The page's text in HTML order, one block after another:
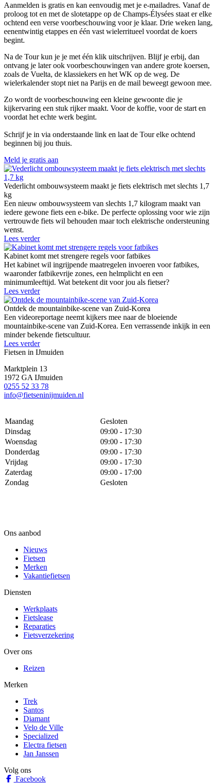
Aanmelden is gratis en kan eenvoudig met je e-mailadres. Vanaf de
proloog tot en met de slotetappe op de Champs-Élysées staat er elke
ochtend een verse voorbeschouwing voor je klaar. Drie weken lang,
eenentwintig etappes en één vast wielerritueel voordat de koers
begint.
Na de Tour kun je je met één klik uitschrijven. Blijf je erbij, dan
ontvang je later ook voorbeschouwingen van andere grote koersen,
zoals de Vuelta, de klassiekers en het WK op de weg. De
wielerkalender stopt niet na Parijs en de mail beweegt gewoon mee.
Zo wordt de voorbeschouwing een kleine gewoonte die je
kijkervaring een stuk rijker maakt. Voor de koffie, voor de start en
voordat het echte werk begint.
Schrijf je in via onderstaande link en laat de Tour elke ochtend
beginnen bij jou thuis.
Meld je gratis aan
Vederlicht ombouwsysteem maakt je fiets elektrisch met slechts 1,7
kg
Een nieuw ombouwsysteem van slechts 1,7 kilogram maakt van
iedere gewone fiets een e-bike. De perfecte oplossing voor wie zijn
vertrouwde fiets wil behouden maar toch elektrische ondersteuning
wenst.
Lees verder
Kabinet komt met strengere regels voor fatbikes
Het kabinet wil ingrijpende maatregelen invoeren voor fatbikes,
waaronder fatbikevrije zones, een helmplicht en een
minimumleeftijd. Wat betekent dit voor jou als fietser?
Lees verder
Ontdek de mountainbike-scene van Zuid-Korea
Een videoreportage neemt kijkers mee naar de bloeiende
mountainbike-scene van Zuid-Korea. Een verrassende inkijk in een
minder bekende fietscultuur.
Lees verder
Fietsen in IJmuiden
Marktplein 13
1972 GA IJmuiden
0255 52 33 78
info@fietseninijmuiden.nl
Maandag
Gesloten
Dinsdag
09:00 - 17:30
Woensdag
09:00 - 17:30
Donderdag
09:00 - 17:30
Vrijdag
09:00 - 17:30
Zaterdag
09:00 - 17:00
Zondag
Gesloten
Ons aanbod
Nieuws
Fietsen
Merken
Vakantiefietsen
Diensten
Werkplaats
Fietslease
Reparaties
Fietsverzekering
Over ons
Reizen
Merken
Trek
Santos
Diamant
Velo de Ville
Specialized
Electra fietsen
Jan Janssen
Volg ons
Facebook